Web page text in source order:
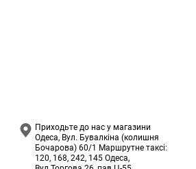
Приходьте до нас у магазини
Одеса, Вул. Бувалкіна (колишня
Бочарова) 60/1 Маршрутне таксі:
120, 168, 242, 145 Одеса,